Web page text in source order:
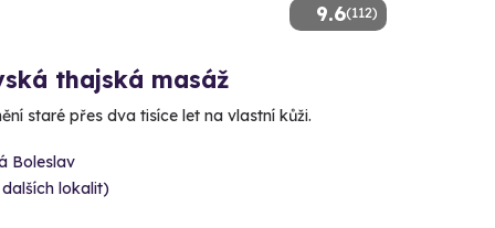
9.6(112)
thajská masáž
staré přes dva tisíce let na vlastní kůži.
Boleslav
lokalit)